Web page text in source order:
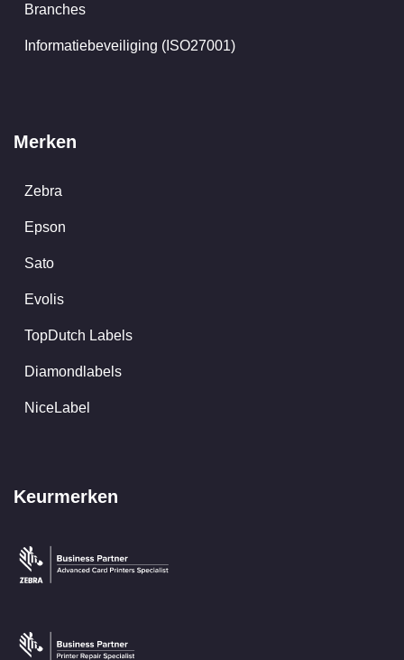
Branches
Informatiebeveiliging (ISO27001)
Merken
Zebra
Epson
Sato
Evolis
TopDutch Labels
Diamondlabels
NiceLabel
Keurmerken